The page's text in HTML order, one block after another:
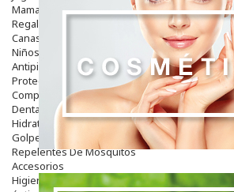
Mama
Regalos
Canastilla
Niños
Antipiojos
Protección Solar
Complementos Alimentarios
Dentales
Hidratantes
Golpes Y Hematomas
Repelentes De Mosquitos
Accesorios
Higiene